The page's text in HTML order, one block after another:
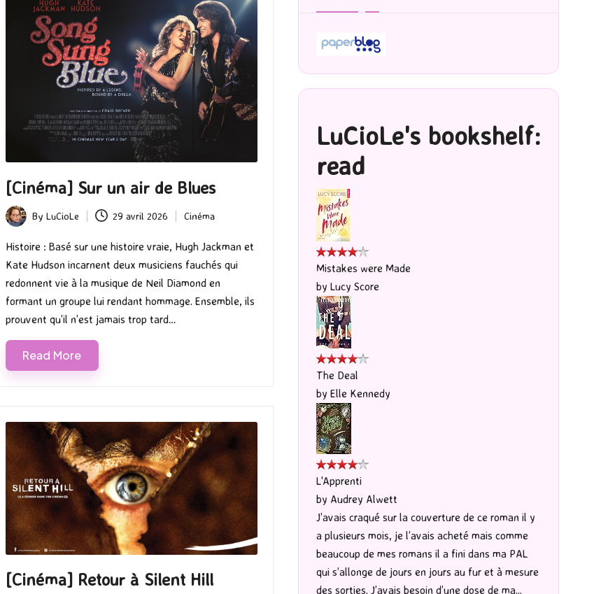
[Cinéma] Sur un air de Blues
Posted
by
By LuCioLe 29 avril 2026
Posted
Cinéma
Histoire : Basé sur une histoire vraie, Hugh Jackman et
Kate Hudson incarnent deux musiciens fauchés qui
redonnent vie à la musique de Neil Diamond en
formant un groupe lui rendant hommage. Ensemble, ils
prouvent qu’il n’est jamais trop tard…
Read More
[Cinéma] Retour à Silent Hill
LuCioLe's bookshelf:
read
Mistakes were Made
by Lucy Score
The Deal
by Elle Kennedy
L'Apprenti
by Audrey Alwett
J’avais craqué sur la couverture de ce roman il y
a plusieurs mois, je l’avais acheté mais comme
beaucoup de mes romans il a fini dans ma PAL
qui s’allonge de jours en jours au fur et à mesure
des sorties. J’avais besoin d’une dose de ma...